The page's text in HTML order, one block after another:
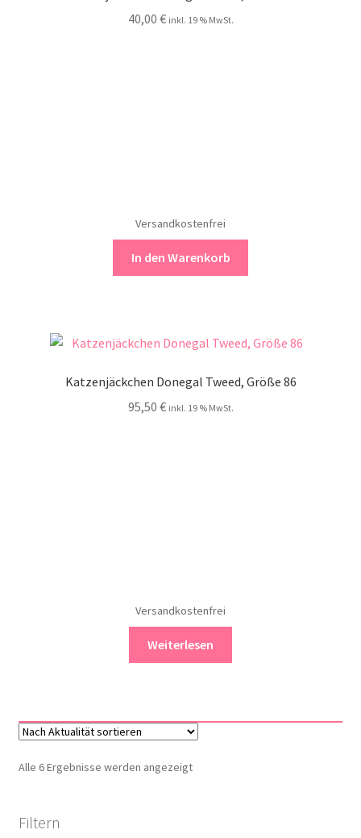
40,00 € inkl. 19 % MwSt.
Versandkostenfrei
In den Warenkorb
Katzenjäckchen Donegal Tweed, Größe 86
95,50 € inkl. 19 % MwSt.
Versandkostenfrei
Weiterlesen
Alle 6 Ergebnisse werden angezeigtNach
Filtern